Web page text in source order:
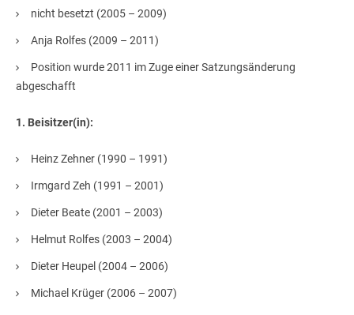
nicht besetzt (2005 – 2009)
Anja Rolfes (2009 – 2011)
Position wurde 2011 im Zuge einer Satzungsänderung
abgeschafft
1. Beisitzer(in):
Heinz Zehner (1990 – 1991)
Irmgard Zeh (1991 – 2001)
Dieter Beate (2001 – 2003)
Helmut Rolfes (2003 – 2004)
Dieter Heupel (2004 – 2006)
Michael Krüger (2006 – 2007)